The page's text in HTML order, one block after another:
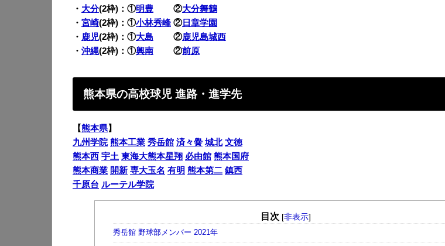
・ 大分(2枠)：①明豊 ②大分舞鶴
・ 宮崎(2枠)：①小林秀峰②日章学園
・ 鹿児(2枠)：①大島 ②鹿児島城西
・ 沖縄(2枠)：①興南 ②前原
熊本県の高校球児 進路・進学先
【熊本県】
九州学院 熊本工業 秀岳館 済々黌 城北 文徳
熊本西 宇土 東海大熊本星翔 必由館 熊本国府
熊本商業 開新 専大玉名 有明 熊本第二 鎮西
千原台 ルーテル学院
目次 [非表示]
秀岳館 野球部メンバー 2021年